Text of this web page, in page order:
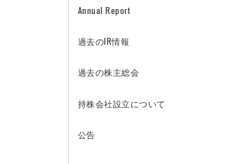
Annual Report
過去のIR情報
過去の株主総会
持株会社設立について
公告